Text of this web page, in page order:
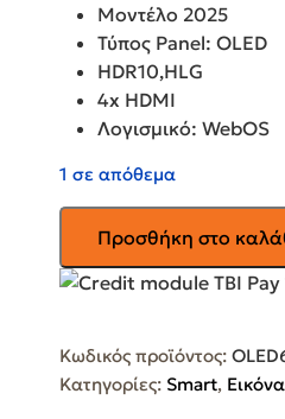
Μοντέλο 2025
Τύπος Panel: OLED
HDR10,HLG
4x HDMI
Λογισμικό: WebOS
1 σε απόθεμα
LG
Smart
Τηλεόραση
UHD
OLED
Προσθήκη στο
Κωδικός προϊόντος:
Κατηγορίες: Smart, Εικόνα